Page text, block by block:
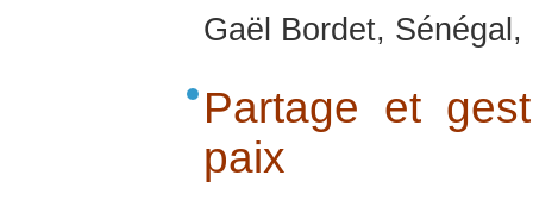
Gaël Bordet,
Partage et
paix